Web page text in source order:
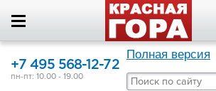
+7 495 568-12-72
пн-пт: 10.00 - 19.00
Полная версия